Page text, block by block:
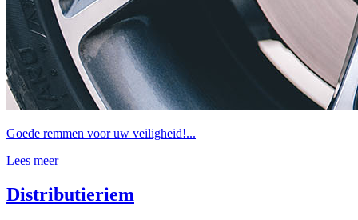
Goede remmen voor uw veiligheid!...
Lees meer
Distributieriem